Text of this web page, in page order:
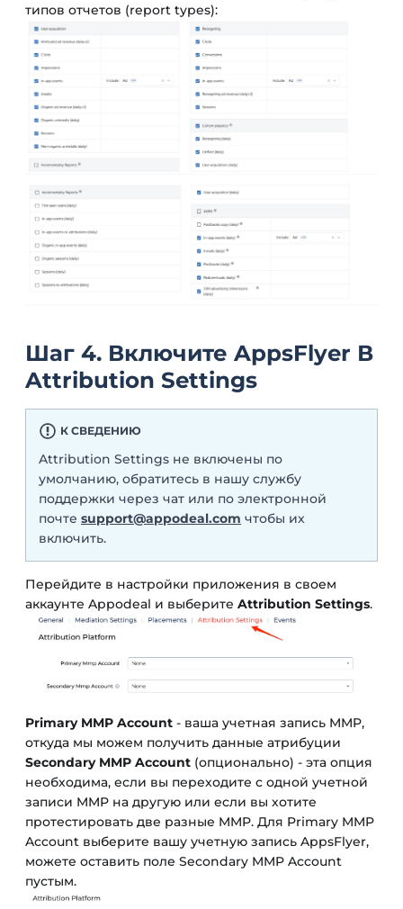
типов отчетов (report types):
Шаг 4. Включите AppsFlyer В
Attribution Settings
К СВЕДЕНИЮ
Attribution Settings не включены по
умолчанию, обратитесь в нашу службу
поддержки через чат или по электронной
почте support@appodeal.com чтобы их
включить.
Перейдите в настройки приложения в своем
аккаунте Appodeal и выберите Attribution Settings.
Primary MMP Account - ваша учетная запись MMP,
откуда мы можем получить данные атрибуции
Secondary MMP Account (опционально) - эта опция
необходима, если вы переходите с одной учетной
записи MMP на другую или если вы хотите
протестировать две разные MMP. Для Primary MMP
Account выберите вашу учетную запись AppsFlyer,
можете оставить поле Secondary MMP Account
пустым.